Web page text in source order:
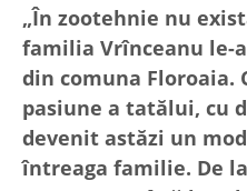
„În zootehnie nu
familia Vrînceanu le-
din comuna Floroaia.
pasiune a tatălui, cu
devenit astăzi un
întreaga familie. De